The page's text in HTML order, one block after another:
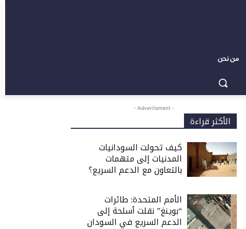
من نحن
- Advertisment -
الأكثر قراءة
كيف تحولت السودانيات
المدنيات إلى متهمات
بالتعاون مع الدعم السريع؟
الأمم المتحدة: طائرات
“بوينغ” نقلت أسلحة إلى
الدعم السريع في السودان